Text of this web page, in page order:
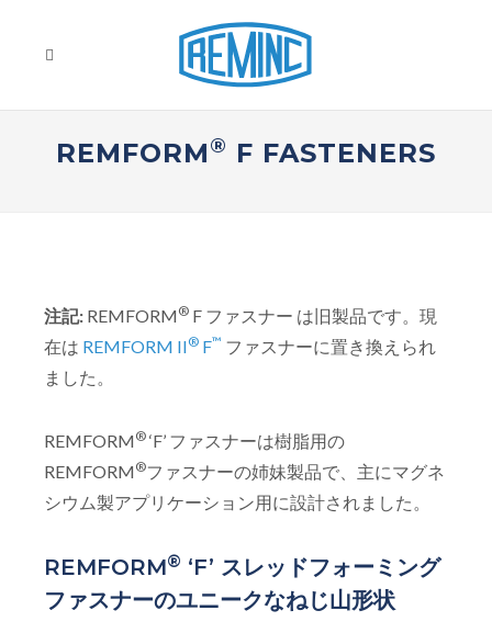
REMFORM® F FASTENERS
注記: REMFORM® F ファスナー は旧製品です。現
在は REMFORM II® F™ ファスナーに置き換えられ
ました。
REMFORM® ‘F’ ファスナーは樹脂用の
REMFORM®ファスナーの姉妹製品で、主にマグネ
シウム製アプリケーション用に設計されました。
REMFORM® ‘F’ スレッドフォーミング
ファスナーのユニークなねじ山形状